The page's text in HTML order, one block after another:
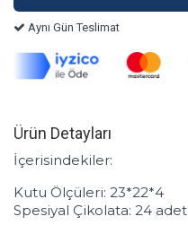
Aynı Gün Teslimat
Ürün Detayları
İçerisindekiler:
Kutu Ölçüleri: 23*22*4
Spesiyal Çikolata: 24 adet